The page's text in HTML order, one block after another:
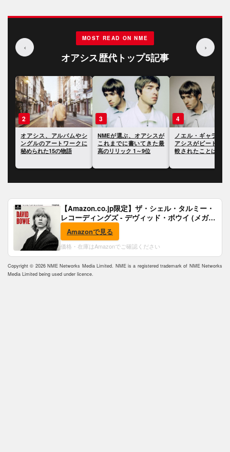
‹
MOST READ ON NME
オアシス歴代トップ5記事
›
3
NMEが選ぶ、オアシスが
これまでに書いてきた最
高のリリック 1～9位
4
ノエル・ギャラガー、オ
アシスがビートルズと比
較されたことは「きまり
5
ポール・マッカー
ー、オアシスのキ
における最大の過
【Amazon.co.jp限定】ザ・シェル・タルミー・
レコーディングズ - デヴィッド・ボウイ (メガジ
ャケ付)
Amazonで見る
価格・在庫はAmazonでご確認ください
Copyright © 2026 NME Networks Media Limited. NME is a registered trademark of NME Networks
Media Limited being used under licence.